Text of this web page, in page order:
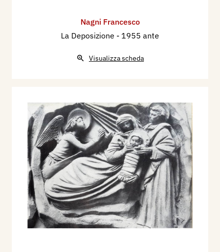
Nagni Francesco
La Deposizione - 1955 ante
Visualizza scheda